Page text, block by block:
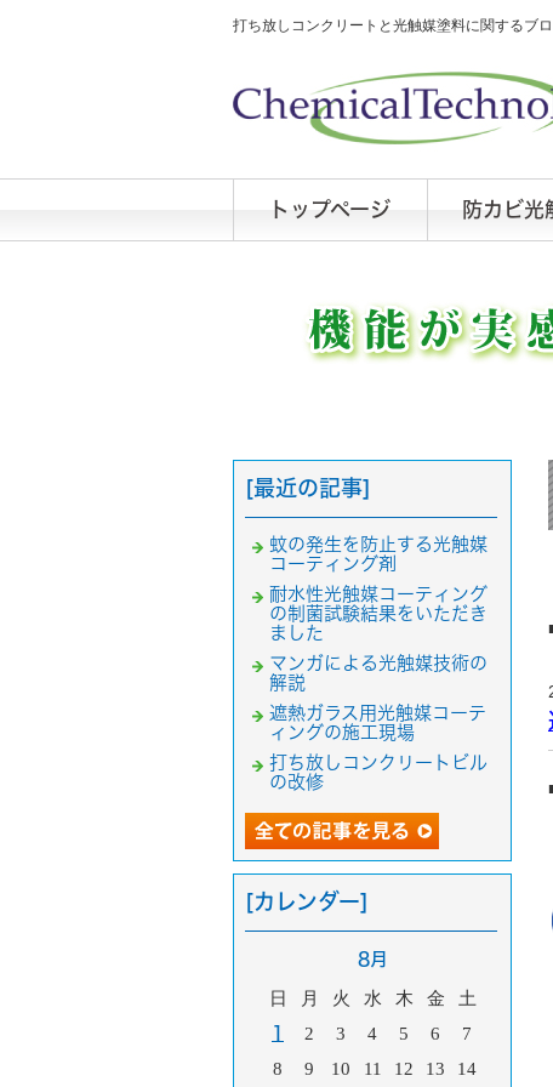
打ち放しコンクリートと光触媒塗料に関するブ
トップページ 防カビ光
[最近の記事]
蚊の発生を防止する光触媒
コーティング剤
耐水性光触媒コーティング
の制菌試験結果をいただき
ました
マンガによる光触媒技術の
解説
遮熱ガラス用光触媒コーテ
ィングの施工現場
打ち放しコンクリートビル
の改修
[カレンダー]
8月
日 月 火 水 木 金 土
1 2 3 4 5 6
7
8
9 10 11 12 13
14